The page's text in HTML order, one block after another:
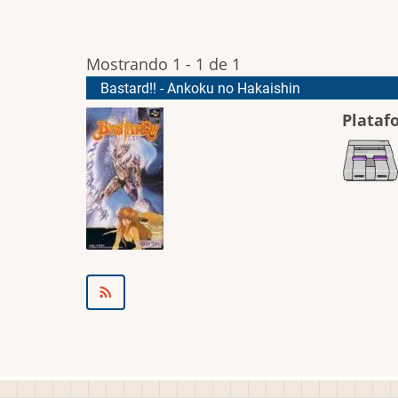
Mostrando 1 - 1 de 1
Bastard!! - Ankoku no Hakaishin